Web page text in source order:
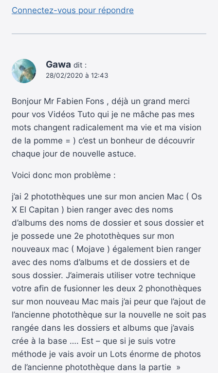
Connectez-vous pour répondre
Gawa dit :
28/02/2020 à 12:43
Bonjour Mr Fabien Fons , déjà un grand merci
pour vos Vidéos Tuto qui je ne mâche pas mes
mots changent radicalement ma vie et ma vision
de la pomme = ) c’est un bonheur de découvrir
chaque jour de nouvelle astuce.
Voici donc mon problème :
j’ai 2 photothèques une sur mon ancien Mac ( Os
X El Capitan ) bien ranger avec des noms
d’albums des noms de dossier et sous dossier et
je possede une 2e photothèques sur mon
nouveaux mac ( Mojave ) également bien ranger
avec des noms d’albums et de dossiers et de
sous dossier. J’aimerais utiliser votre technique
votre afin de fusionner les deux 2 phonothèques
sur mon nouveau Mac mais j’ai peur que l’ajout de
l’ancienne photothèque sur la nouvelle ne soit pas
rangée dans les dossiers et albums que j’avais
crée à la base …. Est – que si je suis votre
méthode je vais avoir un Lots énorme de photos
de l’ancienne photothèque dans la partie »